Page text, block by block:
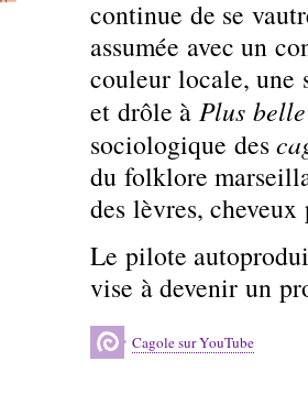
continue de se
assumée avec un
couleur locale, une
et drôle à Plus
sociologique des
du folklore
des lèvres,
Le pilote
vise à devenir un
Cagole sur YouTube